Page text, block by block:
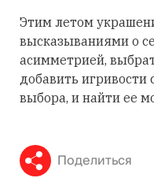
Этим летом
высказываниями о
асимметрией,
добавить
выбора, и найти ее
Поделиться